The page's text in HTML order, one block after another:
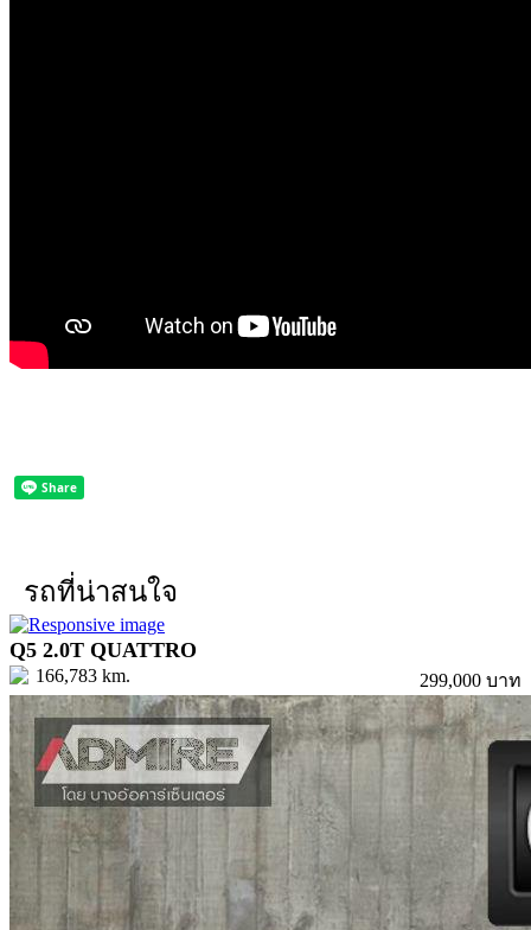
รถที่น่าสนใจ
Q5 2.0T QUATTRO
166,783 km. 299,000 บาท